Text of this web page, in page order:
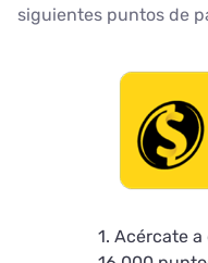
siguientes puntos de
1. Acércate